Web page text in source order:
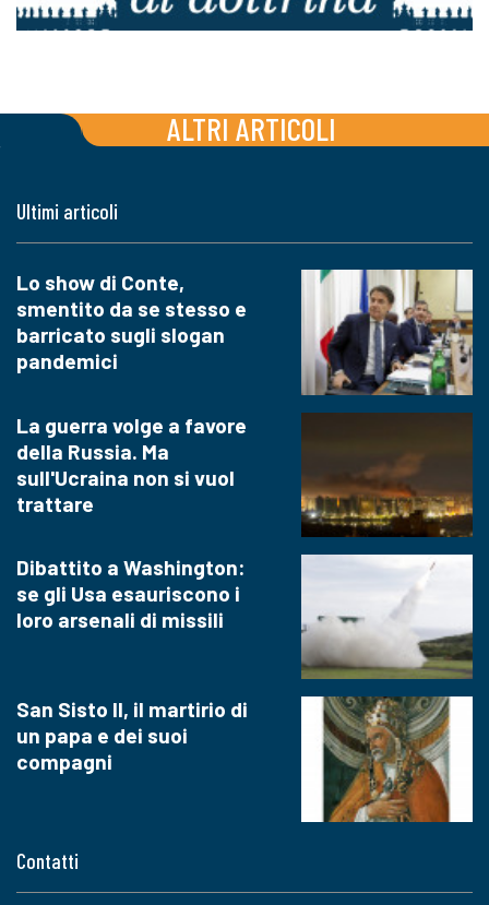
ALTRI ARTICOLI
Contatti
Ultimi articoli
Lo show di Conte,
smentito da se stesso e
barricato sugli slogan
pandemici
La guerra volge a favore
della Russia. Ma
sull'Ucraina non si vuol
trattare
Dibattito a Washington:
se gli Usa esauriscono i
loro arsenali di missili
San Sisto II, il martirio di
un papa e dei suoi
compagni